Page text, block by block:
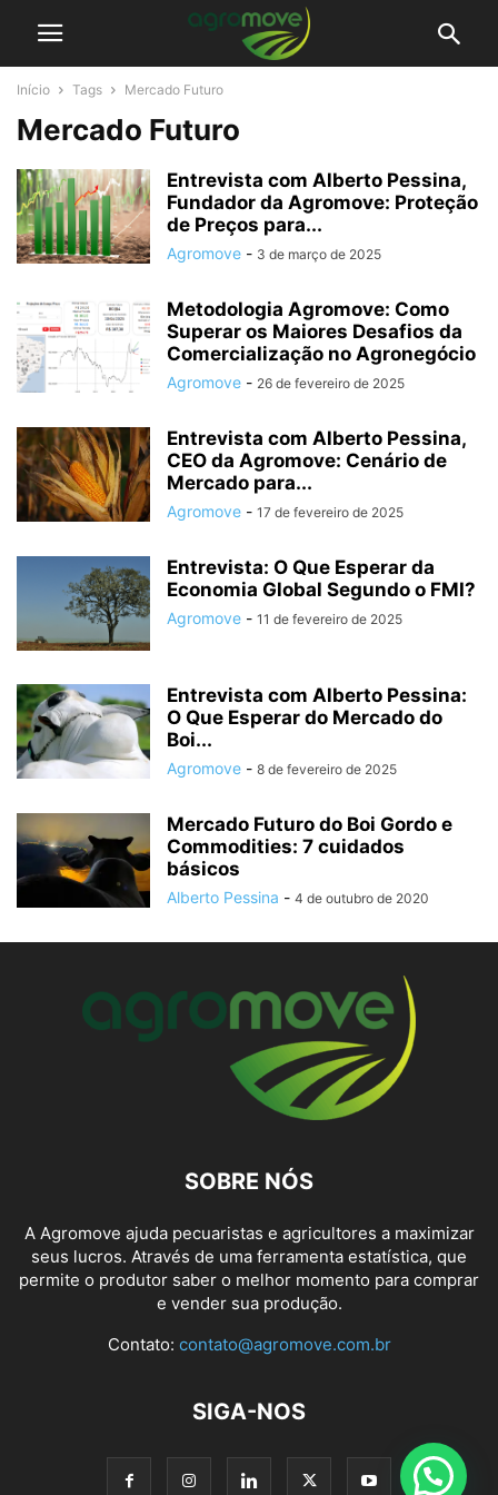
Início Tags Mercado Futuro
Mercado Futuro
Entrevista com Alberto Pessina,
Fundador da Agromove: Proteção
de Preços para...
Agromove - 3 de março de 2025
Metodologia Agromove: Como
Superar os Maiores Desafios da
Comercialização no Agronegócio
Agromove - 26 de fevereiro de 2025
Entrevista com Alberto Pessina,
CEO da Agromove: Cenário de
Mercado para...
Agromove - 17 de fevereiro de 2025
Entrevista: O Que Esperar da
Economia Global Segundo o FMI?
Agromove - 11 de fevereiro de 2025
Entrevista com Alberto Pessina:
O Que Esperar do Mercado do
Boi...
Agromove - 8 de fevereiro de 2025
Mercado Futuro do Boi Gordo e
Commodities: 7 cuidados
básicos
Alberto Pessina - 4 de outubro de 2020
SOBRE NÓS
A Agromove ajuda pecuaristas e agricultores a maximizar
seus lucros. Através de uma ferramenta estatística, que
permite o produtor saber o melhor momento para comprar
e vender sua produção.
Contato: contato@agromove.com.br
SIGA-NOS